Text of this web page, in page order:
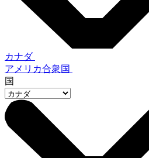
カナダ
アメリカ合衆国
国